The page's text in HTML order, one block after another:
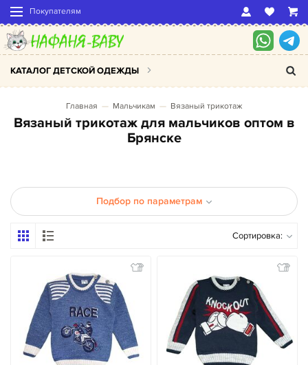
Покупателям
КАТАЛОГ ДЕТСКОЙ ОДЕЖДЫ
Главная Мальчикам Вязаный трикотаж
Вязаный трикотаж для мальчиков оптом в
Брянске
Подбор по параметрам
Сортировка: